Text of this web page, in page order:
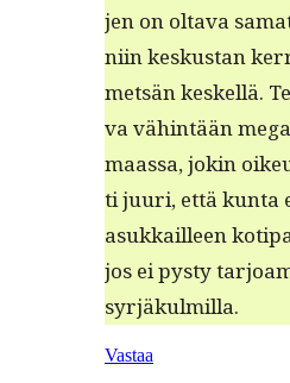
jen on olta­va
niin keskus­tan
met­sän keskel­lä.
va vähin­tään
maas­sa, jokin
ti juuri, että kun­ta
asukkailleen
jos ei pysty
syrjäkulmilla.
Vastaa